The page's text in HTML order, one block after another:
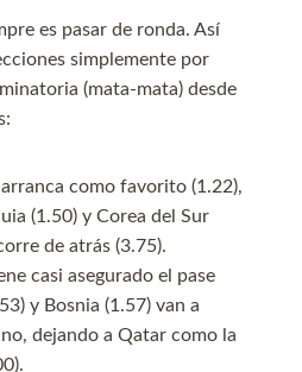
es pasar de ronda. Así
simplemente por
(mata-mata) desde
:
como favorito (1.22),
(1.50) y Corea del Sur
de atrás (3.75).
casi asegurado el pase
y Bosnia (1.57) van a
dejando a Qatar como la